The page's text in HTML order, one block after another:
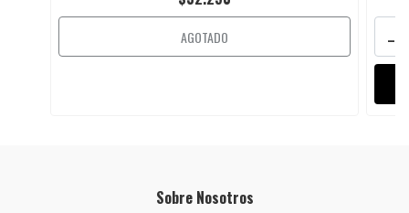
AGOTADO -
Sobre Nosotros